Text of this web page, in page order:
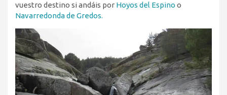
vuestro destino si andáis por Hoyos del Espino o
Navarredonda de Gredos.